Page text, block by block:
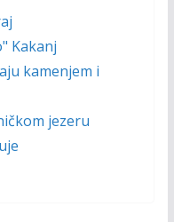
Kakanj
kamenjem i
jezeru